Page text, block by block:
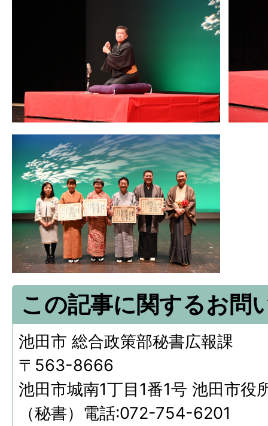
この記事に関するお問
池田市 総合政策部秘書広報課
〒563-8666
池田市城南1丁目1番1号 池田市役
（秘書）電話:072-754-6201